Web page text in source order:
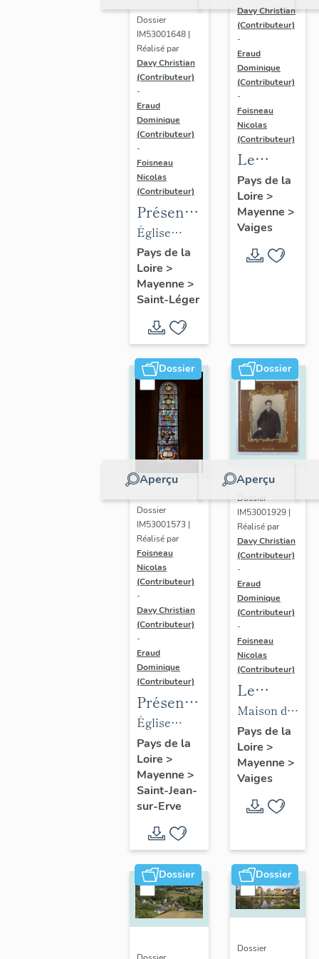
Dossier
IM53001648 |
Réalisé par
Davy Christian
(Contributeur)
-
Eraud
Dominique
(Contributeur)
-
Foisneau
Nicolas
(Contributeur)
Présentation
des
objets
mobilier
de
l'église
paroissiale
Saint-
léger de
Saint-
Léger
Église
paroissiale
Saint-Léger
de Saint-
Pays de la
Loire >
Mayenne >
Saint-Léger
Davy Christian
(Contributeur)
-
Eraud
Dominique
(Contributeur)
-
Foisneau
Nicolas
(Contributeur)
Le
mobilier
de la
chapelle
funéraire
de la
Pays de la
Loire >
Mayenne >
Vaiges
Dossier
Aperçu
Dossier
IM53001573 |
Réalisé par
Foisneau
Nicolas
(Contributeur)
-
Davy Christian
(Contributeur)
-
Eraud
Dominique
(Contributeur)
Présentation
des
objets
mobilier
de
l'église
paroissiale
Saint-
Jean-
Baptiste
Église
paroissiale
Saint-Jean-
Baptiste de
Saint-Jean-
sur-Erve
Pays de la
Loire >
Mayenne >
Saint-Jean-
sur-Erve
Dossier
Aperçu
Dossier
IM53001929 |
Réalisé par
Davy Christian
(Contributeur)
-
Eraud
Dominique
(Contributeur)
-
Foisneau
Nicolas
(Contributeur)
Le
mobilier
de la
collection
Robert-
Glétron
Maison de
la famille
Robert-
Glétron,
puis
bibliothèque
Anatole
Robert-
Glétron,
puis
actuellement
Pays de la
Loire >
Mayenne >
Vaiges
Dossier Dossier
Dossier